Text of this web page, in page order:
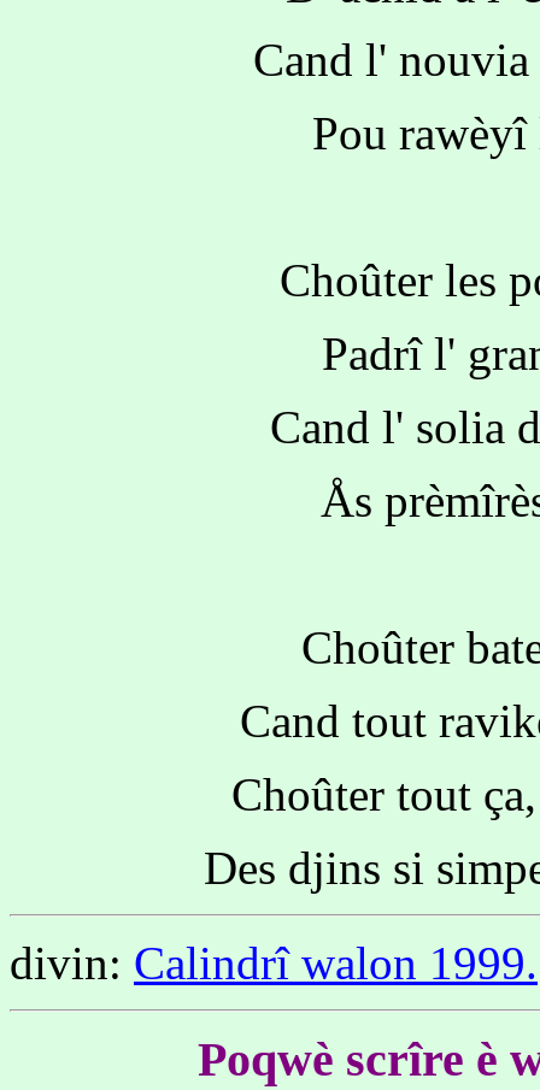
Cand l'
Pou rawèyî
Choûter les
Padrî l'
Cand l' solia
Ås
Choûter
Cand tout
Choûter tout
Des djins si
divin: Calindrî walon 1999.
Poqwè scrîre è